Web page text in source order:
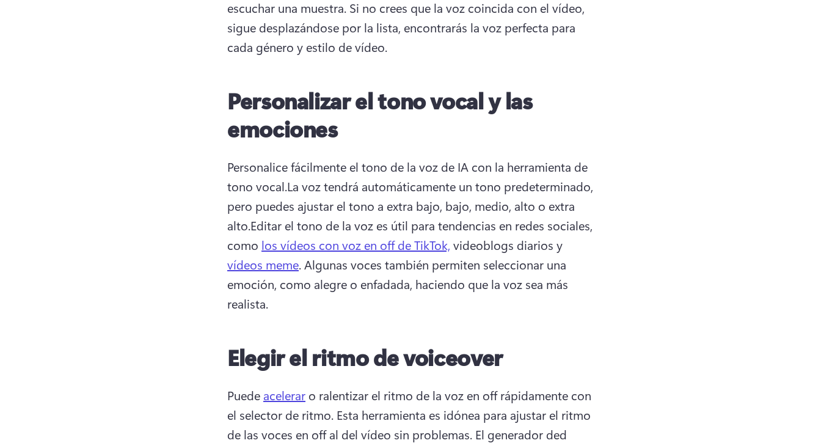
escuchar una muestra. Si no crees que la voz coincida con el vídeo,
sigue desplazándose por la lista, encontrarás la voz perfecta para
cada género y estilo de vídeo.
Personalizar el tono vocal y las
emociones
Personalice fácilmente el tono de la voz de IA con la herramienta de
tono vocal.La voz tendrá automáticamente un tono predeterminado,
pero puedes ajustar el tono a extra bajo, bajo, medio, alto o extra
alto.Editar el tono de la voz es útil para tendencias en redes sociales,
como los vídeos con voz en off de TikTok, videoblogs diarios y
vídeos meme. Algunas voces también permiten seleccionar una
emoción, como alegre o enfadada, haciendo que la voz sea más
realista.
Elegir el ritmo de voiceover
Puede acelerar o ralentizar el ritmo de la voz en off rápidamente con
el selector de ritmo. Esta herramienta es idónea para ajustar el ritmo
de las voces en off al del vídeo sin problemas. El generador ded